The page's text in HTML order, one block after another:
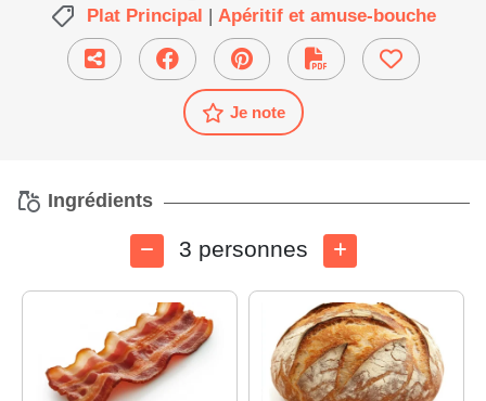
Plat Principal | Apéritif et amuse-bouche
Je note
Ingrédients
3 personnes